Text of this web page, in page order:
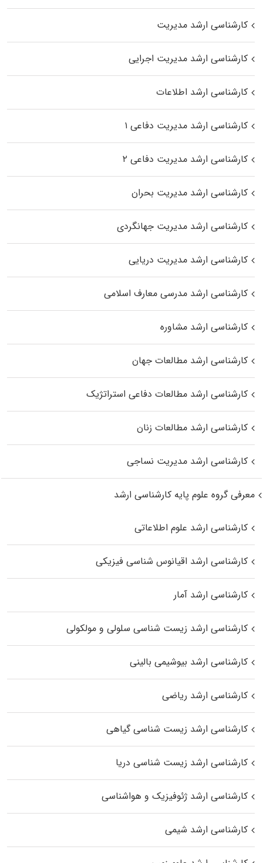
کارشناسی ارشد مدیریت
کارشناسی ارشد مدیریت اجرایی
کارشناسی ارشد اطلاعات
کارشناسی ارشد مدیریت دفاعی ۱
کارشناسی ارشد مدیریت دفاعی ۲
کارشناسی ارشد مدیریت بحران
کارشناسی ارشد مدیریت جهانگردی
کارشناسی ارشد مدیریت دریایی
کارشناسی ارشد مدرسی معارف اسلامی
کارشناسی ارشد مشاوره
کارشناسی ارشد مطالعات جهان
کارشناسی ارشد مطالعات دفاعی استراتژیک
کارشناسی ارشد مطالعات زنان
کارشناسی ارشد مدیریت نساجی
معرفی گروه علوم پایه کارشناسی ارشد
کارشناسی ارشد علوم اطلاعاتی
کارشناسی ارشد اقیانوس‌ شناسی فیزیکی
کارشناسی ارشد آمار
کارشناسی ارشد زیست شناسی سلولی و مولکولی
کارشناسی ارشد بیوشیمی بالینی
کارشناسی ارشد ریاضی
کارشناسی ارشد زیست‌ شناسی گیاهی
کارشناسی ارشد زیست‌ شناسی دریا
کارشناسی ارشد ژئوفیزیک و هواشناسی
کارشناسی ارشد شیمی